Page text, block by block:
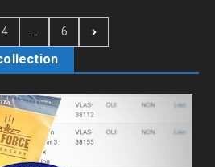
4 ... 6